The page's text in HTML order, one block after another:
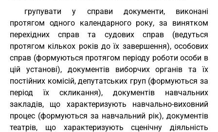
групувати у справи документи, виконані
протягом одного календарного року, за винятком
перехідних справ та судових справ (ведуться
протягом кількох років до їх завершення), особових
справ (формуються протягом періоду роботи особи в
цій установі), документів виборчих органів та їх
постійних комісій, депутатських груп (формуються за
період їх скликання), документів навчальних
закладів, що характеризують навчально-виховний
процес (формуються за навчальний рік), документів
театрів, що характеризують сценічну діяльність